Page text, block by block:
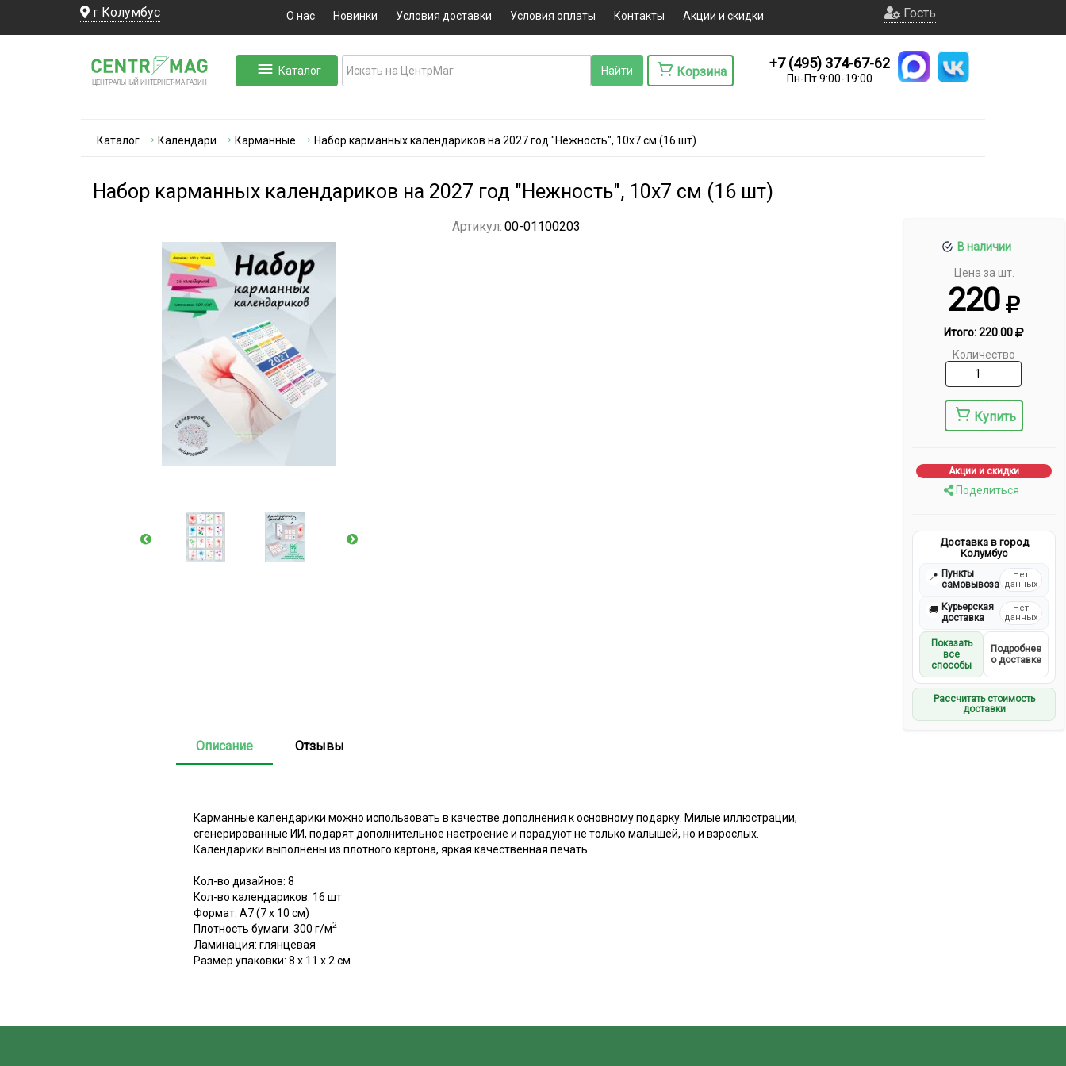
г Колумбус О нас Новинки Условия доставки Условия оплаты Контакты Акции и скидки Гость
ЦЕНТРАЛЬНЫЙ ИНТЕРНЕТ-МА ГАЗИН
Каталог Корзина
+7 (495) 374-67-62
Пн-Пт 9:00-19:00
Каталог Календари Карманные Набор карманных календариков на 2027 год "Нежность", 10х7 см (16 шт)
Набор карманных календариков на 2027 год "Нежность", 10х7 см (16 шт)
В наличии
Цена за шт.
220
Итого:220.00
Количество
Купить
Акции и скидки
Поделиться
Доставка в город
Колумбус
📍 Пункты
самовывоза
Нет
данных
🚚 Курьерская
доставка
Нет
данных
Показать
все
способы
Подробнее
о доставке
Рассчитать стоимость
доставки
Артикул: 00-01100203
Описание Отзывы
Карманные календарики можно использовать в качестве дополнения к основному подарку. Милые иллюстрации,
сгенерированные ИИ, подарят дополнительное настроение и порадуют не только малышей, но и взрослых.
Календарики выполнены из плотного картона, яркая качественная печать.
Кол-во дизайнов: 8
Кол-во календариков: 16 шт
Формат: А7 (7 x 10 см)
Плотность бумаги: 300 г/м2
Ламинация: глянцевая
Размер упаковки: 8 x 11 x 2 см